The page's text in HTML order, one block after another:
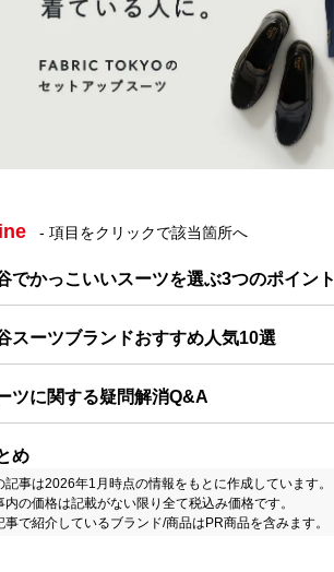
- 項目をクリックで該当箇所へ
でかっこいいスーツを選ぶ3つのポイント
スーツブランドおすすめ人気10選
ツに関する疑問解消Q&A
め
事は2026年1月時点の情報をもとに作成しています。
の価格は記載がない限り全て税込み価格です。
で紹介しているブランド/商品はPR商品を含みます。